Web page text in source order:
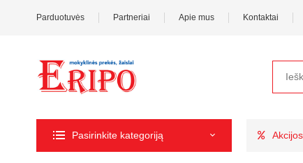
Parduotuvės Partneriai Apie mus Kontaktai
Pasirinkite kategoriją Akcijos